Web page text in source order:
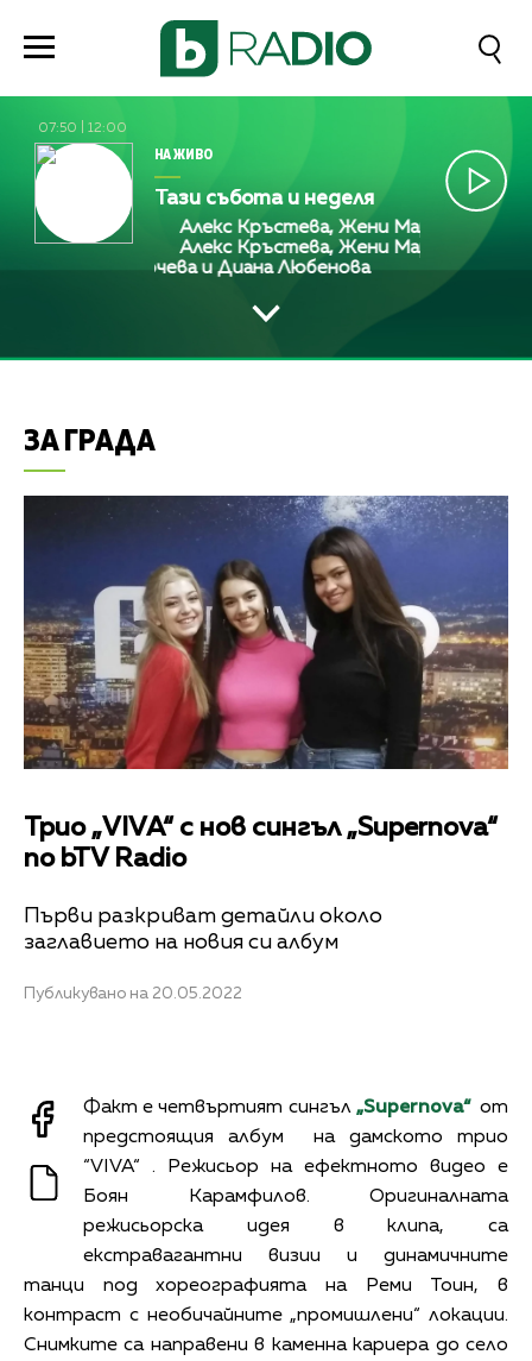
07:50 12:00
НА ЖИВО
Тази събота и неделя
Алекс Кръстева, Жени Марчева и Диана
Алекс Кръстева, Жени Марчева и Диана
Жени Марчева и Диана Любенова
Алекс
ЗА ГРАДА
Трио „VIVA“ с нов сингъл „Supernova“
по bTV Radio
Първи разкриват детайли около
заглавието на новия си албум
Публикувано на 20.05.2022
Факт е четвъртият сингъл „Supernova“от
предстоящия албум на дамското трио
“VIVA“ . Режисьор на ефектното видео е
Боян Карамфилов. Оригиналната
режисьорска идея в клипа, са
екстравагантни визии и динамичните
танци под хореографията на Реми Тоин, в
контраст с необичайните „промишлени“ локации.
Снимките са направени в каменна кариера до село